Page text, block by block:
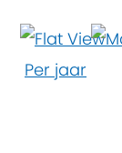
Per jaar